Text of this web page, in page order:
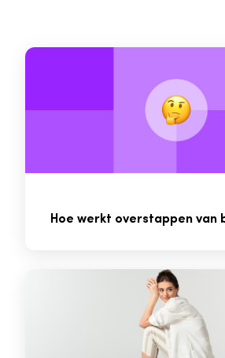
Hoe werkt overstappen van